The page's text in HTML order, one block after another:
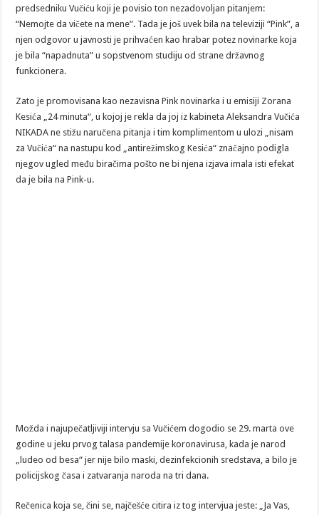
predsedniku Vučiću koji je povisio ton nezadovoljan pitanjem:
“Nemojte da vičete na mene”. Tada je još uvek bila na televiziji “Pink”, a
njen odgovor u javnosti je prihvaćen kao hrabar potez novinarke koja
je bila “napadnuta” u sopstvenom studiju od strane državnog
funkcionera.
Zato je promovisana kao nezavisna Pink novinarka i u emisiji Zorana
Kesića „24 minuta“, u kojoj je rekla da joj iz kabineta Aleksandra Vučića
NIKADA ne stižu naručena pitanja i tim komplimentom u ulozi „nisam
za Vučića“ na nastupu kod „antirežimskog Kesića“ značajno podigla
njegov ugled među biračima pošto ne bi njena izjava imala isti efekat
da je bila na Pink-u.
Možda i najupečatljiviji intervju sa Vučićem dogodio se 29. marta ove
godine u jeku prvog talasa pandemije koronavirusa, kada je narod
„ludeo od besa“ jer nije bilo maski, dezinfekcionih sredstava, a bilo je
policijskog časa i zatvaranja naroda na tri dana.
Rečenica koja se, čini se, najčešće citira iz tog intervjua jeste: „Ja Vas,